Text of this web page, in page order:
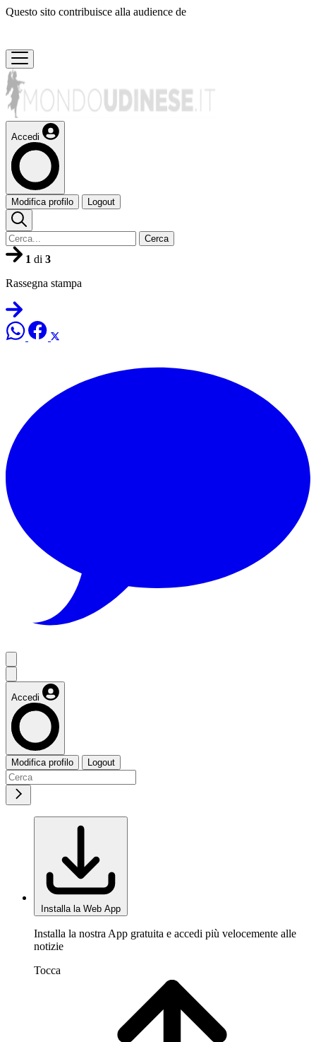
Questo sito contribuisce alla audience de
Accedi
Modifica profilo Logout
Cerca
1 di 3
Rassegna stampa
Accedi
Modifica profilo Logout
Installa la Web App
Installa la nostra App gratuita e accedi più velocemente alle
notizie
Tocca